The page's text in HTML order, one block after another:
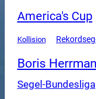
America's Cup
Kollision
Boris
Segel-Bundesliga